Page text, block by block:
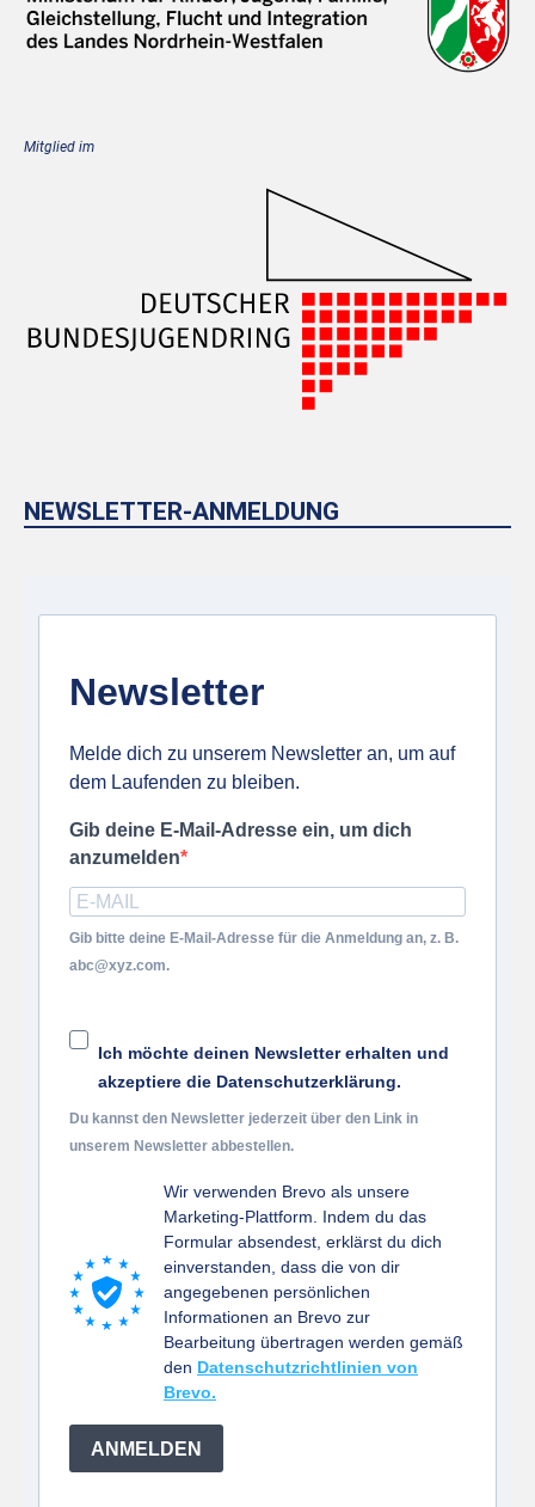
Mitglied im
NEWSLETTER-ANMELDUNG
Newsletter
Melde dich zu unserem Newsletter an, um auf
dem Laufenden zu bleiben.
Gib deine E-Mail-Adresse ein, um dich
anzumelden
Gib bitte deine E-Mail-Adresse für die Anmeldung an, z. B.
abc@xyz.com.
Ich möchte deinen Newsletter erhalten und
akzeptiere die Datenschutzerklärung.
Du kannst den Newsletter jederzeit über den Link in
unserem Newsletter abbestellen.
Wir verwenden Brevo als unsere
Marketing-Plattform. Indem du das
Formular absendest, erklärst du dich
einverstanden, dass die von dir
angegebenen persönlichen
Informationen an Brevo zur
Bearbeitung übertragen werden gemäß
den Datenschutzrichtlinien von
Brevo.
ANMELDEN